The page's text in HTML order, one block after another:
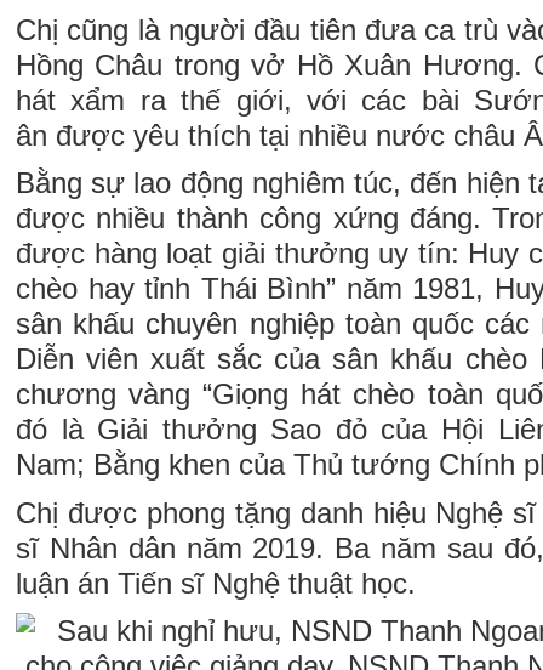
Chị cũng là người đầu tiên đưa ca trù
Hồng Châu trong vở Hồ Xuân Hương.
hát xẩm ra thế giới, với các bài
ân được yêu thích tại nhiều nước châu
Bằng sự lao động nghiêm túc, đến hiện
được nhiều thành công xứng đáng.
được hàng loạt giải thưởng uy tín: Huy
chèo hay tỉnh Thái Bình” năm 1981,
sân khấu chuyên nghiệp toàn quốc
Diễn viên xuất sắc của sân khấu chèo
chương vàng “Giọng hát chèo toàn
đó là Giải thưởng Sao đỏ của Hội
Nam; Bằng khen của Thủ tướng Chính
Chị được phong tặng danh hiệu Nghệ
sĩ Nhân dân năm 2019. Ba năm sau
luận án Tiến sĩ Nghệ thuật học.